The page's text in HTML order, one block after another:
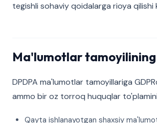
tegishli sohaviy qoidalarga rioya qilishi
Ma'lumotlar
DPDPA ma'lumotlar tamoyillariga
ammo bir oz torroq huquqlar
Qayta ishlanayotgan shaxsiy